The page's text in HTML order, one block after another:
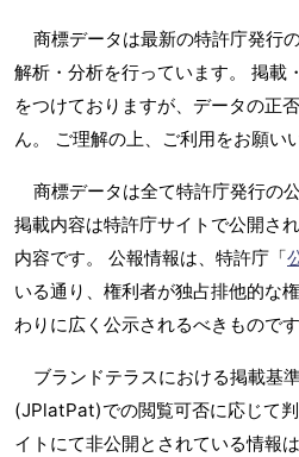
商標データは最新の特許庁発行
解析・分析を行っています。 掲載
をつけておりますが、データの正
ん。 ご理解の上、ご利用をお願い
商標データは全て特許庁発行の
掲載内容は特許庁サイトで公開さ
内容です。 公報情報は、特許庁「
いる通り、権利者が独占排他的な
わりに広く公示されるべきものです
ブランドテラスにおける掲載基
(JPlatPat)での閲覧可否に応じて
イトにて非公開とされている情報